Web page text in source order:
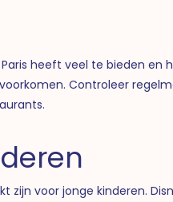
heeft veel te bieden en
Controleer
zijn voor jonge kinderen.